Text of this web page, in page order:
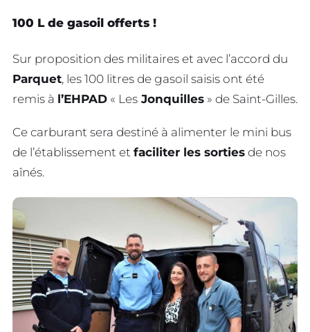
100 L de gasoil offerts !
Sur proposition des militaires et avec l’accord du
Parquet, les 100 litres de gasoil saisis ont été
remis à l’EHPAD « Les Jonquilles » de Saint-Gilles.
Ce carburant sera destiné à alimenter le mini bus
de l’établissement et faciliter les sorties de nos
aînés.